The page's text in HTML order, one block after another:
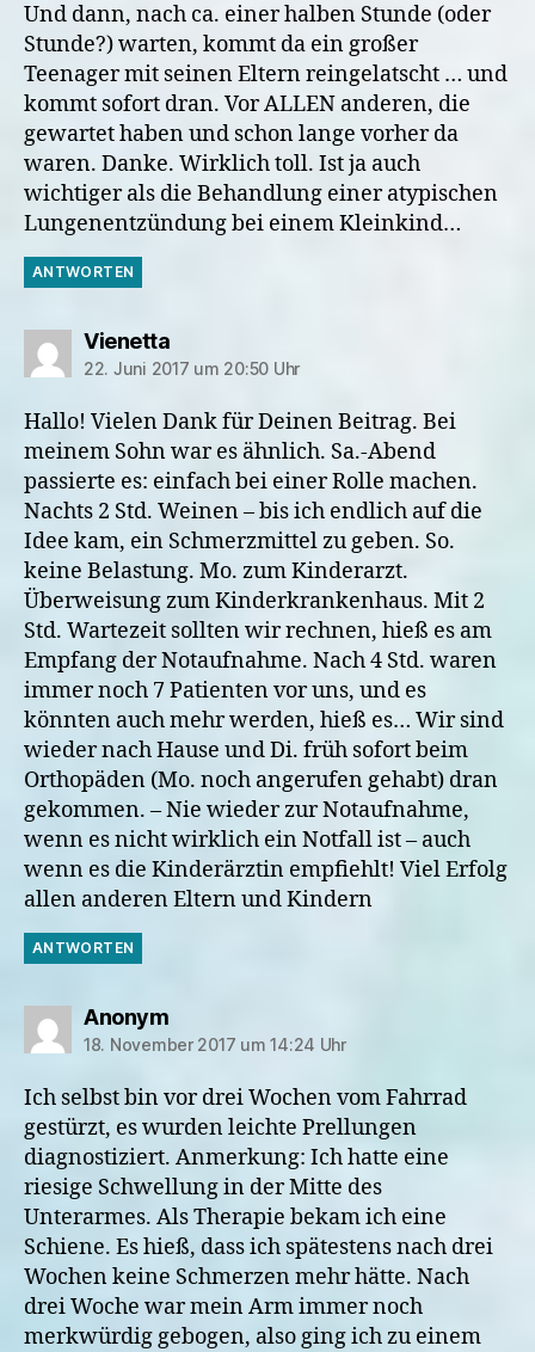
Und dann, nach ca. einer halben Stunde (oder
Stunde?) warten, kommt da ein großer
Teenager mit seinen Eltern reingelatscht … und
kommt sofort dran. Vor ALLEN anderen, die
gewartet haben und schon lange vorher da
waren. Danke. Wirklich toll. Ist ja auch
wichtiger als die Behandlung einer atypischen
Lungenentzündung bei einem Kleinkind…
ANTWORTEN
Vienettasagt:
22. Juni 2017 um 20:50 Uhr
Hallo! Vielen Dank für Deinen Beitrag. Bei
meinem Sohn war es ähnlich. Sa.-Abend
passierte es: einfach bei einer Rolle machen.
Nachts 2 Std. Weinen – bis ich endlich auf die
Idee kam, ein Schmerzmittel zu geben. So.
keine Belastung. Mo. zum Kinderarzt.
Überweisung zum Kinderkrankenhaus. Mit 2
Std. Wartezeit sollten wir rechnen, hieß es am
Empfang der Notaufnahme. Nach 4 Std. waren
immer noch 7 Patienten vor uns, und es
könnten auch mehr werden, hieß es… Wir sind
wieder nach Hause und Di. früh sofort beim
Orthopäden (Mo. noch angerufen gehabt) dran
gekommen. – Nie wieder zur Notaufnahme,
wenn es nicht wirklich ein Notfall ist – auch
wenn es die Kinderärztin empfiehlt! Viel Erfolg
allen anderen Eltern und Kindern
ANTWORTEN
Anonymsagt:
18. November 2017 um 14:24 Uhr
Ich selbst bin vor drei Wochen vom Fahrrad
gestürzt, es wurden leichte Prellungen
diagnostiziert. Anmerkung: Ich hatte eine
riesige Schwellung in der Mitte des
Unterarmes. Als Therapie bekam ich eine
Schiene. Es hieß, dass ich spätestens nach drei
Wochen keine Schmerzen mehr hätte. Nach
drei Woche war mein Arm immer noch
merkwürdig gebogen, also ging ich zu einem